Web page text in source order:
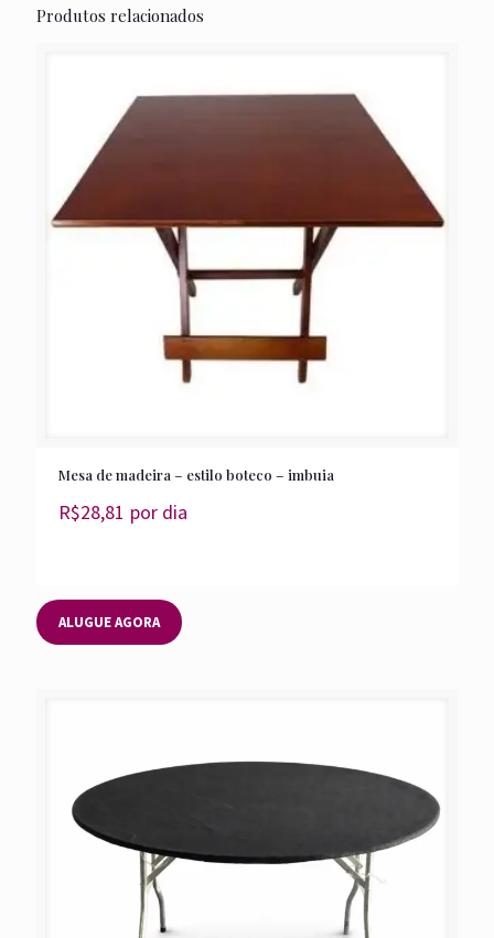
Produtos relacionados
Mesa de madeira – estilo boteco – imbuia
R$28,81 por dia
ALUGUE AGORA